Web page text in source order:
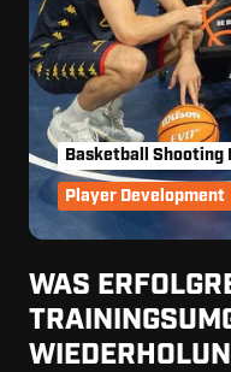
WAS
Basketball Shooting
Player Development